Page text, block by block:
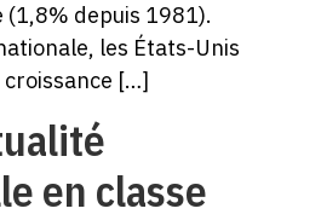
(1,8% depuis 1981).
les États-Unis
[…]
en classe